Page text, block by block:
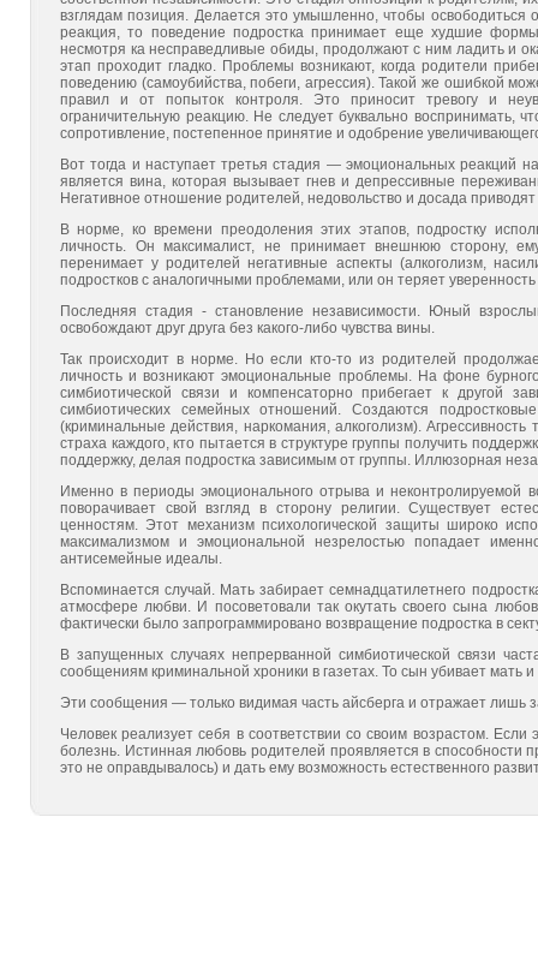
взглядам позиция. Делается это умышленно, чтобы освободиться
реакция, то поведение подростка принимает еще худшие
несмотря ка не­справедливые обиды, продолжают с ним ладить и
этап проходит гладко. Проблемы возникают, когда родители
поведению (самоубийства, побеги, агрессия). Та­кой же ошибкой
правил и от попыток контроля. Это приносит тревогу и
ограничительную реакцию. Не следует буквально воспринимать,
сопротивление, постепенное принятие и одобрение
Вот тогда и наступает третья стадия — эмоциональных реак­ций
является вина, которая вызывает гнев и депрес­сивные
Негативное отношение родителей, не­довольство и досада приводят
В норме, ко времени преодоления этих этапов, подростку
личность. Он максималист, не принимает внешнюю сто­рону,
перенимает у родителей негативные аспекты (алкоголизм,
подростков с аналогичными проблемами, или он теряет
Последняя стадия - становление независимости. Юный
освобождают друг друга без какого-либо чувст­ва вины.
Так происходит в норме. Но если кто-то из родителей
личность и возникают эмоциональные проблемы. На фоне
симбиотической связи и компенсаторно прибегает к другой
симбиотических семейных отноше­ний. Создаются
(криминальные действия, нар­комания, алкоголизм).
страха каждого, кто пытается в структуре группы получить
поддержку, делая подростка зависимым от группы. Иллюзорная
Именно в периоды эмоционального отрыва и неконтролируе­мой
поворачивает свой взгляд в сторону религии. Суще­ствует
ценностям. Этот механизм психологической защиты широко
максимализмом и эмоциональной незре­лостью попадает
антисемейные идеалы.
Вспоминается случай. Мать забирает семнадцатилетнего
атмосфере любви. И посоветовали так окутать сво­его сына
фактически было запрограммировано воз­вращение подростка в
В запущенных случаях непрерванной симбиотической связи
сообщениям криминальной хроники в газетах. То сын убивает мать
Эти сообщения — только видимая часть айсберга и отражает лишь
Человек реализует себя в соответствии со своим возрастом.
болезнь. Истинная любовь родителей проявляется в способности
это не оправдывалось) и дать ему возмож­ность естественного